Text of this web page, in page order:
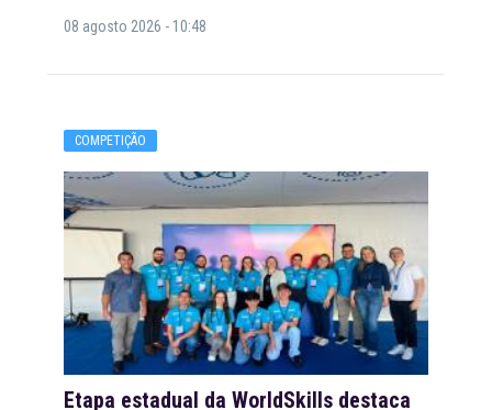
08 agosto 2026 - 10:48
COMPETIÇÃO
Etapa estadual da WorldSkills destaca